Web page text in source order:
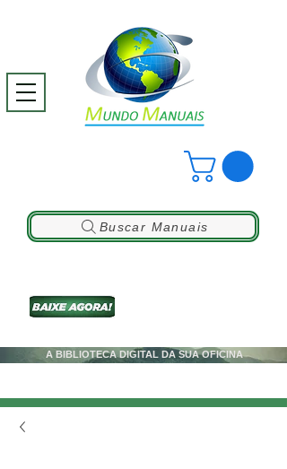
A BIBLIOTECA DIGITAL DA SUA OFICINA
Buscar Manuais